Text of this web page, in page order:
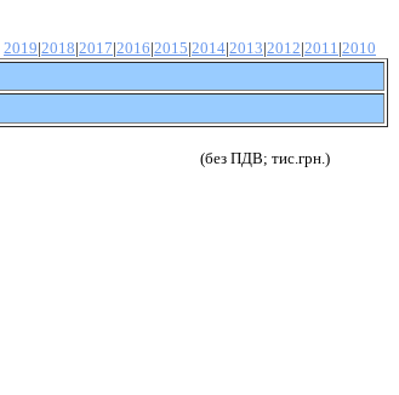
2019|2018|2017|2016|2015|2014|2013|2012|2011|2010
(без ПДВ; тис.грн.)